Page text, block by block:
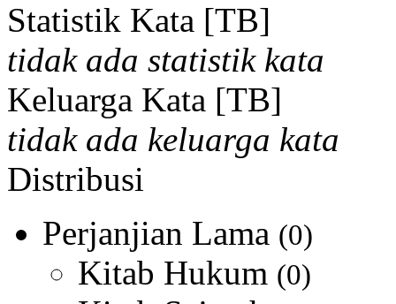
Statistik Kata [TB]
tidak ada statistik kata
Keluarga Kata [TB]
tidak ada keluarga kata
Distribusi
Perjanjian Lama (0)
Kitab Hukum (0)